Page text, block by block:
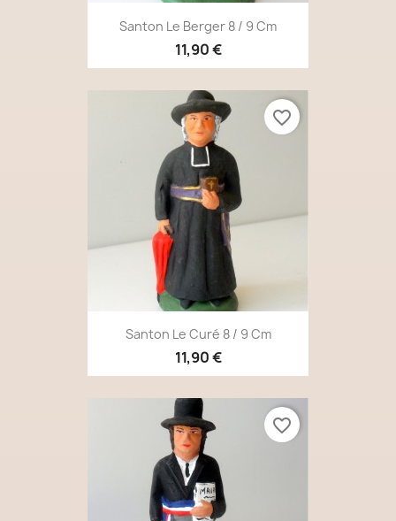
Santon Le Berger 8 / 9 Cm
11,90 €
Santon Le Curé 8 / 9 Cm
11,90 €
favorite_border
favorite_border